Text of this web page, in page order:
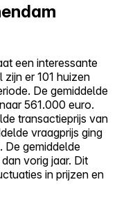
een interessante
er 101 huizen
De gemiddelde
561.000 euro.
transactieprijs van
vraagprijs ging
gemiddelde
vorig jaar. Dit
in prijzen en